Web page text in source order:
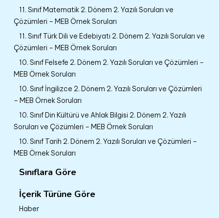
11. Sınıf Matematik 2. Dönem 2. Yazılı Soruları ve
Çözümleri – MEB Örnek Soruları
11. Sınıf Türk Dili ve Edebiyatı 2. Dönem 2. Yazılı Soruları ve
Çözümleri – MEB Örnek Soruları
10. Sınıf Felsefe 2. Dönem 2. Yazılı Soruları ve Çözümleri –
MEB Örnek Soruları
10. Sınıf İngilizce 2. Dönem 2. Yazılı Soruları ve Çözümleri
– MEB Örnek Soruları
10. Sınıf Din Kültürü ve Ahlak Bilgisi 2. Dönem 2. Yazılı
Soruları ve Çözümleri – MEB Örnek Soruları
10. Sınıf Tarih 2. Dönem 2. Yazılı Soruları ve Çözümleri –
MEB Örnek Soruları
Sınıflara Göre
İçerik Türüne Göre
Haber